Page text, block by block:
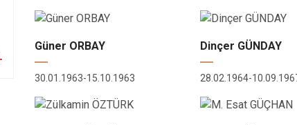
Güner ORBAY
30.01.1963-15.10.1963
Dinçer GÜNDAY
28.02.1964-